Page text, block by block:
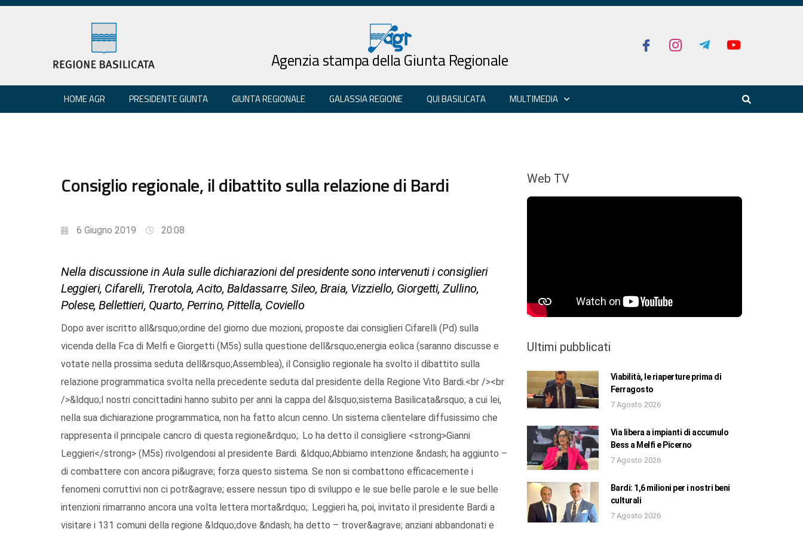
Agenzia stampa della Giunta Regionale
HOME AGR PRESIDENTE GIUNTA GIUNTA REGIONALE GALASSIA REGIONE QUI BASILICATA MULTIMEDIA
Consiglio regionale, il dibattito sulla relazione di Bardi
6 Giugno 2019 20:08
Nella discussione in Aula sulle dichiarazioni del presidente sono intervenuti i consiglieri
Leggieri, Cifarelli, Trerotola, Acito, Baldassarre, Sileo, Braia, Vizziello, Giorgetti, Zullino,
Polese, Bellettieri, Quarto, Perrino, Pittella, Coviello
Dopo aver iscritto all&rsquo;ordine del giorno due mozioni, proposte dai consiglieri Cifarelli (Pd) sulla vicenda della Fca di Melfi e Giorgetti (M5s) sulla questione dell&rsquo;energia eolica (saranno discusse e votate nella prossima seduta dell&rsquo;Assemblea), il Consiglio regionale ha svolto il dibattito sulla relazione programmatica svolta nella precedente seduta dal presidente della Regione Vito Bardi.<br /><br />&ldquo;I nostri concittadini hanno subito per anni la cappa del &lsquo;sistema Basilicata&rsquo; a cui lei, nella sua dichiarazione programmatica, non ha fatto alcun cenno. Un sistema clientelare diffusissimo che rappresenta il principale cancro di questa regione&rdquo;. Lo ha detto il consigliere <strong>Gianni Leggieri</strong> (M5s) rivolgendosi al presidente Bardi. &ldquo;Abbiamo intenzione &ndash; ha aggiunto – di combattere con ancora pi&ugrave; forza questo sistema. Se non si combattono efficacemente i fenomeni corruttivi non ci potr&agrave; essere nessun tipo di sviluppo e le sue belle parole e le sue belle intenzioni rimarranno ancora una volta lettera morta&rdquo;. Leggieri ha, poi, invitato il presidente Bardi a visitare i 131 comuni della regione &ldquo;dove &ndash; ha detto – trover&agrave; anziani abbandonati e giovani sfiduciati oltre a paesaggi brutalizzati dall&rsquo;eolico selvaggio&rdquo; ed ha fatto riferimento a Matera 2019 (&ldquo;il resto della regione &egrave; rimasto totalmente ai margini della manifestazione&rdquo;), al tema petrolio (&ldquo;&egrave; sbagliato considerare il petrolio una risorsa. I costi ambientali delle estrazioni sono insostenibili e la salute non &egrave; barattabile&rdquo;), alla sanit&agrave; (&ldquo;&egrave; giunto il momento di cambiare il sistema di scelta dei dirigenti, una sanit&agrave; che funziona &egrave; prima di tutto una sanit&agrave; che tiene fuori interessi di potere&rdquo;).<br /><br />Il capogruppo del Pd <strong>Roberto Cifarelli</strong> ha parlato di &ldquo;una relazione senz&rsquo;anima, perch&eacute; priva di quello &lsquo;slancio vitale&rsquo; che d&agrave; forza innovativa e identit&agrave; ad una nuova stagione politica. La centralit&agrave; politica ed economica che lei reclama &ndash; ha aggiunto rivolgendosi al presidente Bardi -, la nostra regione se l&rsquo;&egrave; costruita negli anni grazie a politiche pubbliche condivise con i territori. Disconoscere questo significa non aver vissuto in Basilicata, non conoscere la nostra storia recente e, quindi, ragionare per luoghi comuni&rdquo;. A parere di Cifarelli &ldquo;la politica deve saper costruire visioni lunghe, promuovere l&rsquo;inclusione sociale e la coesione territoriale, sostenere il buon governo e garantire funzioni di indirizzo, di controllo e quadri regolatori certi. Di tutto questo non c&rsquo;&egrave; traccia. Si avverte al contrario l&rsquo;inizio di una fase politica indifferente al territorio, dal quale ne &egrave; distante, che si affida ad uno staff di tecnocrati come se questi possono compensare l&rsquo;assenza dei rappresentanti di governo. Gli interrogativi che la relazione genera &ndash; ha concluso Cifarelli -, pesano come macigni sulle speranze e sulle aspettative del popolo lucano. Ed &egrave; sul futuro che sarete giudicati e non raccontando il passato&rdquo;.<br /><br />&ldquo;Passare dalle buone intenzioni ai fatti nell&rsquo;interesse della Basilicata&rdquo;, questo l&rsquo;auspicio espresso dal consigliere <strong>Carlo Trerotola</strong> (Pl) durante il suo intervento. &ldquo;Ci&ograve; che non si vuole – ha sottolineato – &egrave; che la relazione programmatica finisca per essere soltanto una elencazione di quelle priorit&agrave; di cui la Regione necessita&rdquo;. Entrando nel merito, Trerotola ha fatto riferimento a &ldquo;una grave assenza rispetto all&rsquo;unica vera risorsa della regione: l&rsquo;acqua. La Basilicata rappresenta il pi&ugrave; importante sistema idrico del Mezzogiorno d&rsquo;Italia. &Egrave; grave trascurare gli aspetti ambientali, sociali ed economici connessi a tale risorsa&rdquo;. Tra le emergenze una in particolare che &ldquo;esige un&rsquo;azione immediata, l&rsquo;annosa questione del processo di liquidazione dell&rsquo;Ente Irrigazione (Eipli) e la costituzione di una societ&agrave; partecipata dallo Stato e dalle Regioni Basilicata, Puglia e Campania. Occorrer&agrave; proporre l&rsquo;istituzione di un tavolo tecnico Stato/Regioni che servir&agrave; a stabilire il valore della tariffa dell&rsquo;acqua all&rsquo;ingrosso i cui proventi saranno devoluti alla Basilicata&rdquo;.<br /><br />Per il consigliere <strong>Vincenzo Acito</strong> (Fi), la relazione del presidente Bardi &ldquo;&egrave; corretta sotto il profilo metodologico&rdquo;. Perdita di posti di lavoro, decremento demografico, a fuga dei cervelli, spopolamento delle aree interne, deficit infrastrutturale le criticit&agrave; pi&ugrave; evidenti. Per Acito &ldquo;se in attesa della realizzazione delle infrastrutture materiali, si concentra l&rsquo;attenzione sulle strutture immateriali come la fibra ultra larga, si pu&ograve; puntare su uno sviluppo economico che punti sulle nuove tecnologie, i saperi e i talenti. Con questa prospettiva la Regione Basilicata pu&ograve; svolgere il ruolo di capofila delle regioni meridionali, utilizzando parte delle royalties per attrarre investitori nell&rsquo;ambito delle nuove tecnologie. Matera pu&ograve; svolgere il ruolo di locomotiva per il digitale che potr&agrave; interessare tutto il territorio regionale. Alle risorse delle royalties si affianca la possibilit&agrave; di puntare alla Zes 2.0 per le imprese culturali e creative mediante una concertazione tra Regione, governo centrale e Unione europea&rdquo;. Per Acito, poi, si dovrebbe puntare sulla &ldquo;razionalizzazione della spesa a valere sui fondi comunitari, per cogliere al meglio le opportunit&agrave; delle risorse comunitarie al fine di creare sviluppo ed occupazione con la ricerca e l&rsquo;innovazione&rdquo;.<br /><br />Per il consigliere <strong>Vincenzo Baldassarre</strong> (Idea) la relazione del presidente Bardi &ldquo;&egrave; stata esaustiva e lungimirante ed ha illustrato le intenzioni e le aspirazioni per proiettare la nostra regione verso orizzonti pi&ugrave; moderni ed europei&rdquo;. &ldquo;Lavoro e sviluppo &egrave; un binomio inscindibile – ha aggiunto Baldassarre – dobbiamo ricreare le condizione perch&eacute; tutti i territori possano avere uno sviluppo autopropulsivo. Fondamentali sono le infrastrutture, le strutture sociali, gli incubatori culturali, un territorio con carenze infrastrutturali &egrave; destinato all&rsquo;isolamento. Occorre rendere partecipi le amministrazioni locali, dobbiamo essere un consiglio regionale aperto ed inclusivo e dare attuazione all&rsquo;articolo 7 della legge regionale n. 7/2014, con la quale &egrave; stata istituita la Conferenza permanente dei Comuni, con lo scopo di armonizzare i rapporti tra i Comuni e la Regione&rdquo;. Baldassare ha infine auspicato un&rsquo;attenta e capillare ricognizione dei territori per il turismo e per la programmazione dei servizi, ed un&rsquo;azione volta a sollecitare l&rsquo;aumento dell&rsquo;offerta dell&rsquo;universit&agrave;, con le facolt&agrave; di ingegneria biomedica e di medicina, interloquendo con l&rsquo;Universit&agrave; di Salerno.<br /><br />A parere di <strong>Dina Sileo</strong> (Lega) &ldquo;la relazione programmatica &egrave; la prova tangibile delle ragioni del cambiamento richiesto dai lucani il 24 marzo. Al primo punto del programma c&rsquo;&egrave; il problema delle infrastrutture, ed alla luce della firma del decreto per la Zes &egrave; necessario potenziare le vie di collegamento le vie di collegamento interne ed esterne per rendere agli investitori ed imprenditori appetibile un insediamento qui&rdquo;. Sbloccare i cantieri fermi per le lungaggini burocratiche, puntare sul turismo, sull&rsquo;agricoltura, sulla ricerca e sull&rsquo;innovazione &ldquo;&egrave; la strada giusta &ndash; ha aggiunto Sileo &ndash; per avviare un programma volto a costruire opportunit&agrave; di lavoro e ad incentivare l&rsquo;imprenditoria&rdquo;. Dopo aver sottolineato l&rsquo;urgenza di un nuovo piano paesaggistico e di una sanit&agrave; finalmente efficiente, Sileo ha concluso affermando che &ldquo;efficacia, efficienza e trasparenza della nuova azione di governo hanno piena rispondenza nella programmazione che il presidente Bardi ha preannunciato nell&rsquo;organizzazione degli uffici, con le persone giuste al posto giusto&rdquo;.<br /><br />&ldquo;Pur comprendendo la difficolt&agrave; che avr&agrave; incontrato, nel breve tempo che lei ha avuto a disposizione per conoscere le numerose responsabilit&agrave; e competenze che un ente come la Regione Basilicata ha &ndash; ha detto il consigliere <strong>Luca Braia</strong> di Avanti Basilicata, rivolgendosi al presidente Bardi – ero certo che la discesa in campo fosse almeno frutto di un mandato chiaro, funzionale alla realizzazione di un programma ancora pi&ugrave; chiaro, di un progetto di Basilicata definito nei dettagli e annunciato come diverso e in discontinuit&agrave; con il passato. Un programma attraverso cui magari – ha aggiunto Braia – si facciano scelte coraggiose e trasparenti per fattibilit&agrave;, tempistica definita e capacit&agrave; di recuperare efficienza, efficacia, oltre che migliorando la qualit&agrave; della vita di tutti noi, in una Basilicata al centro del Mediterraneo, con un&rsquo;ambizione evidente in grado di far rinascere la speranza ai lucani e alle lucane che le hanno e vi hanno dato fiducia. Passato il tempo delle parole pi&ugrave; o meno emblematiche, ci&ograve; che ora &egrave; importante saranno i fatti. Su quelli &ndash; ha concluso – non ci saranno sconti&rdquo;.<br /><br />&ldquo;Da tre anni la Basilicata cresce a ritmi da prefisso telefonico (0,3% lo scorso anno). Una ripresa debolissima che consentir&agrave; alla nostra regione di recuperare i valori di ricchezza perdu
Web TV
Ultimi pubblicati
Viabilità, le riaperture prima di
Ferragosto
7 Agosto 2026
Via libera a impianti di accumulo
Bess a Melfi e Picerno
7 Agosto 2026
Bardi: 1,6 milioni per i nostri beni
culturali
7 Agosto 2026